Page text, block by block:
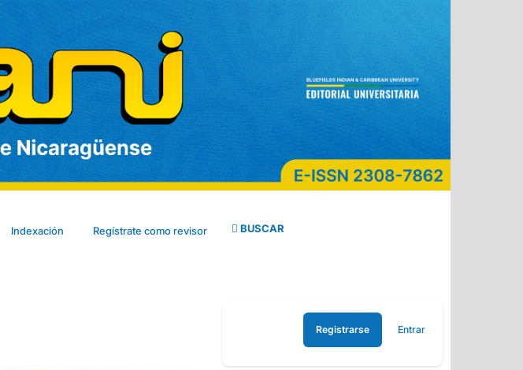
Indexación Regístrate como revisor BUSCAR
Registrarse Entrar